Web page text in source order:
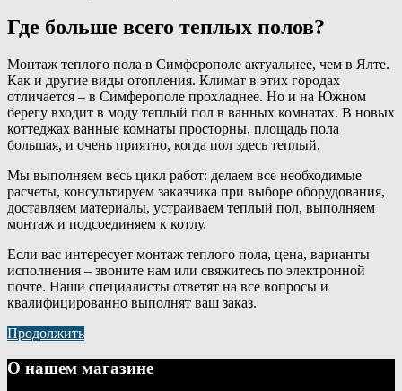
Где больше всего теплых полов?
Монтаж теплого пола в Симферополе актуальнее, чем в Ялте.
Как и другие виды отопления. Климат в этих городах
отличается – в Симферополе прохладнее. Но и на Южном
берегу входит в моду теплый пол в ванных комнатах. В новых
коттеджах ванные комнаты просторны, площадь пола
большая, и очень приятно, когда пол здесь теплый.
Мы выполняем весь цикл работ: делаем все необходимые
расчеты, консультируем заказчика при выборе оборудования,
доставляем материалы, устраиваем теплый пол, выполняем
монтаж и подсоединяем к котлу.
Если вас интересует монтаж теплого пола, цена, варианты
исполнения – звоните нам или свяжитесь по электронной
почте. Наши специалисты ответят на все вопросы и
квалифицированно выполнят ваш заказ.
Продолжить
О нашем магазине